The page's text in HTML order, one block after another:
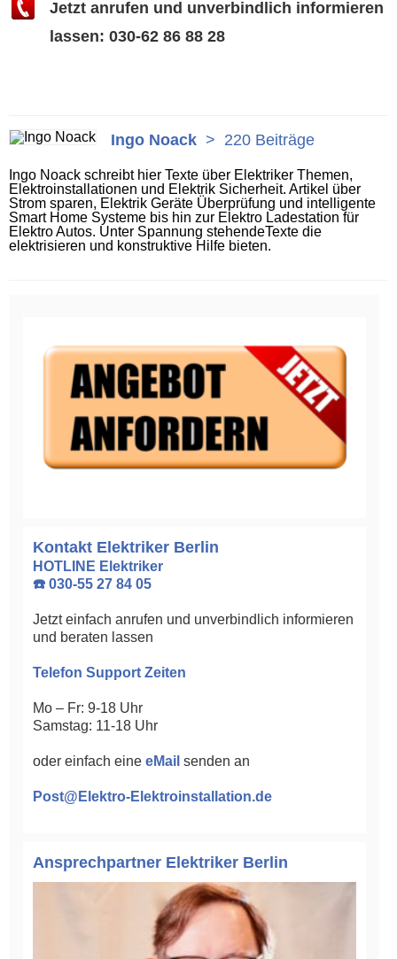
Jetzt anrufen und unverbindlich informieren
lassen: 030-62 86 88 28
Ingo Noack > 220 Beiträge
Ingo Noack schreibt hier Texte über Elektriker Themen,
Elektroinstallationen und Elektrik Sicherheit. Artikel über
Strom sparen, Elektrik Geräte Überprüfung und intelligente
Smart Home Systeme bis hin zur Elektro Ladestation für
Elektro Autos. Unter Spannung stehendeTexte die
elektrisieren und konstruktive Hilfe bieten.
Kontakt Elektriker Berlin
HOTLINE Elektriker
☎️ 030-55 27 84 05
Jetzt einfach anrufen und unverbindlich informieren
und beraten lassen
Telefon Support Zeiten
Mo – Fr: 9-18 Uhr
Samstag: 11-18 Uhr
oder einfach eine eMail senden an
Post@Elektro-Elektroinstallation.de
Ansprechpartner Elektriker Berlin